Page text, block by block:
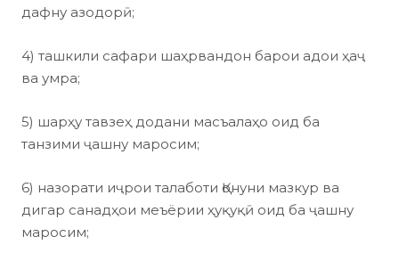
дафну азодорӣ;
4) ташкили сафари шаҳрвандон барои адои ҳаҷ
ва умра;
5) шарҳу тавзеҳ додани масъалаҳо оид ба
танзими ҷашну маросим;
6) назорати иҷрои талаботи Қонуни мазкур ва
дигар санадҳои меъёрии ҳуқуқӣ оид ба ҷашну
маросим;